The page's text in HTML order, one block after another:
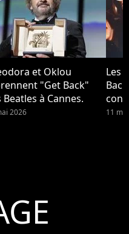
et Oklou
"Get Back"
Beatles à Cannes.
2026
Les
11